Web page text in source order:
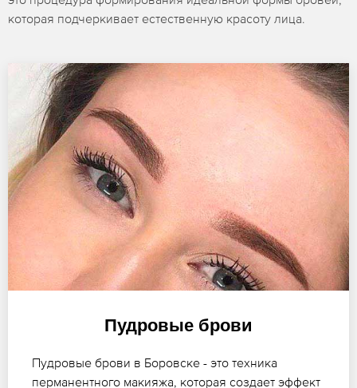
которая подчеркивает естественную красоту лица.
Пудровые брови
Пудровые брови в Боровске - это техника
перманентного макияжа, которая создает эффект